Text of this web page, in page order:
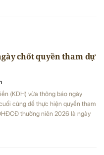
chốt quyền tham dự
(KDH) vừa thông báo ngày
cùng để thực hiện quyền tham
thường niên 2026 là ngày